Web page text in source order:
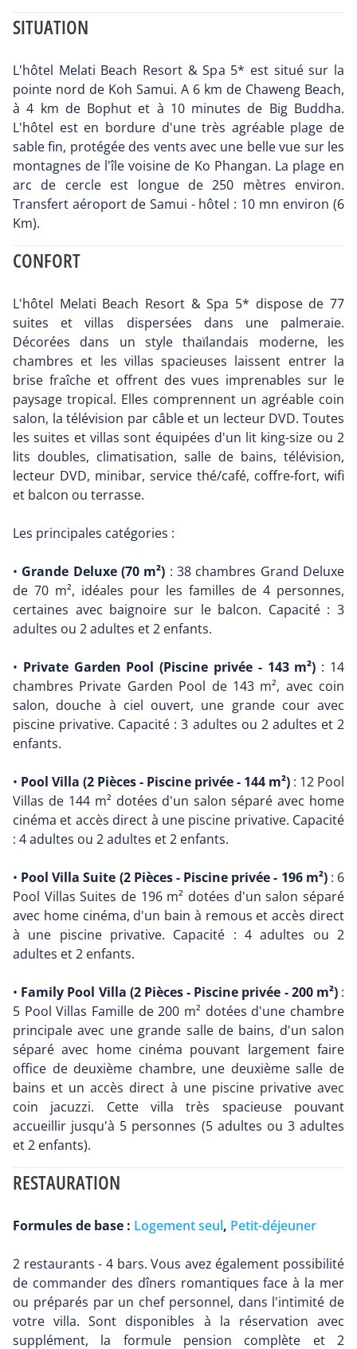
SITUATION
L'hôtel Melati Beach Resort & Spa 5* est situé sur la
pointe nord de Koh Samui. A 6 km de Chaweng Beach,
à 4 km de Bophut et à 10 minutes de Big Buddha.
L'hôtel est en bordure d'une très agréable plage de
sable fin, protégée des vents avec une belle vue sur les
montagnes de l'île voisine de Ko Phangan. La plage en
arc de cercle est longue de 250 mètres environ.
Transfert aéroport de Samui - hôtel : 10 mn environ (6
Km).
CONFORT
L'hôtel Melati Beach Resort & Spa 5* dispose de 77
suites et villas dispersées dans une palmeraie.
Décorées dans un style thaïlandais moderne, les
chambres et les villas spacieuses laissent entrer la
brise fraîche et offrent des vues imprenables sur le
paysage tropical. Elles comprennent un agréable coin
salon, la télévision par câble et un lecteur DVD. Toutes
les suites et villas sont équipées d'un lit king-size ou 2
lits doubles, climatisation, salle de bains, télévision,
lecteur DVD, minibar, service thé/café, coffre-fort, wifi
et balcon ou terrasse.
Les principales catégories :
• Grande Deluxe (70 m²) : 38 chambres Grand Deluxe
de 70 m², idéales pour les familles de 4 personnes,
certaines avec baignoire sur le balcon. Capacité : 3
adultes ou 2 adultes et 2 enfants.
• Private Garden Pool (Piscine privée - 143 m²) : 14
chambres Private Garden Pool de 143 m², avec coin
salon, douche à ciel ouvert, une grande cour avec
piscine privative. Capacité : 3 adultes ou 2 adultes et 2
enfants.
• Pool Villa (2 Pièces - Piscine privée - 144 m²) : 12 Pool
Villas de 144 m² dotées d'un salon séparé avec home
cinéma et accès direct à une piscine privative. Capacité
: 4 adultes ou 2 adultes et 2 enfants.
• Pool Villa Suite (2 Pièces - Piscine privée - 196 m²): 6
Pool Villas Suites de 196 m² dotées d'un salon séparé
avec home cinéma, d'un bain à remous et accès direct
à une piscine privative. Capacité : 4 adultes ou 2
adultes et 2 enfants.
• Family Pool Villa (2 Pièces - Piscine privée - 200 m²):
5 Pool Villas Famille de 200 m² dotées d'une chambre
principale avec une grande salle de bains, d'un salon
séparé avec home cinéma pouvant largement faire
office de deuxième chambre, une deuxième salle de
bains et un accès direct à une piscine privative avec
coin jacuzzi. Cette villa très spacieuse pouvant
accueillir jusqu'à 5 personnes (5 adultes ou 3 adultes
et 2 enfants).
RESTAURATION
Formules de base : Logement seul, Petit-déjeuner
2 restaurants - 4 bars. Vous avez également possibilité
de commander des dîners romantiques face à la mer
ou préparés par un chef personnel, dans l'intimité de
votre villa. Sont disponibles à la réservation avec
supplément, la formule pension complète et 2